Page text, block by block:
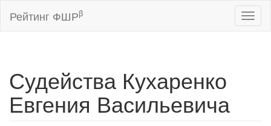
Рейтинг ФШРβ
Судейства Кухаренко
Евгения Васильевича